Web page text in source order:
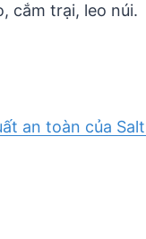
cắm trại, leo núi.
an toàn của